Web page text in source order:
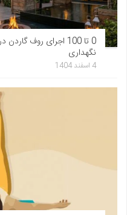
0 تا 100 اجرای روف
نگهداری
4 اسفند 1404